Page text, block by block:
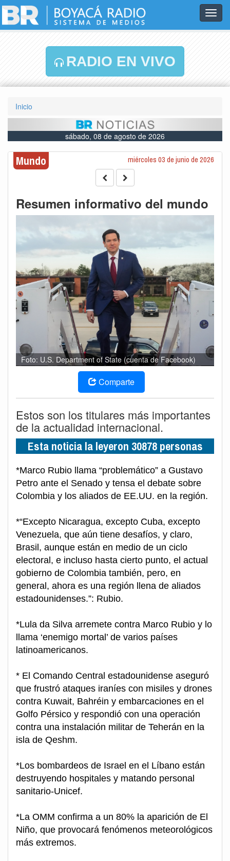
RADIO EN VIVO
Inicio
sábado, 08 de agosto de 2026
Mundo miércoles 03 de junio de 2026
Resumen informativo del mundo
Foto: U.S. Department of State (cuenta de Facebook)
Comparte
Estos son los titulares más importantes
de la actualidad internacional.
Esta noticia la leyeron 30878 personas
*Marco Rubio llama “problemático” a Gustavo
Petro ante el Senado y tensa el debate sobre
Colombia y los aliados de EE.UU. en la región.
*“Excepto Nicaragua, excepto Cuba, excepto
Venezuela, que aún tiene desafíos, y claro,
Brasil, aunque están en medio de un ciclo
electoral, e incluso hasta cierto punto, el actual
gobierno de Colombia también, pero, en
general, ahora es una región llena de aliados
estadounidenses.”: Rubio.
*Lula da Silva arremete contra Marco Rubio y lo
llama ‘enemigo mortal’ de varios países
latinoamericanos.
* El Comando Central estadounidense aseguró
que frustró ataques iraníes con misiles y drones
contra Kuwait, Bahréin y embarcaciones en el
Golfo Pérsico y respondió con una operación
contra una instalación militar de Teherán en la
isla de Qeshm.
*Los bombardeos de Israel en el Líbano están
destruyendo hospitales y matando personal
sanitario-Unicef.
*La OMM confirma a un 80% la aparición de El
Niño, que provocará fenómenos meteorológicos
más extremos.